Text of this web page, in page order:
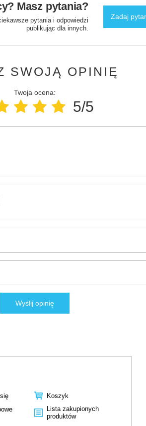
Masz pytania?
pytania i odpowiedzi
publikując dla innych.
Zadaj
SWOJĄ OPINIĘ
Twoja ocena:
5/5
Wyślij opinię
Koszyk
Lista zakupionych
produktów